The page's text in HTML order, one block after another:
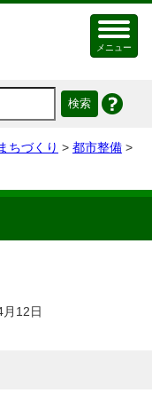
メニュー
まちづくり > 都市整備 >
12日